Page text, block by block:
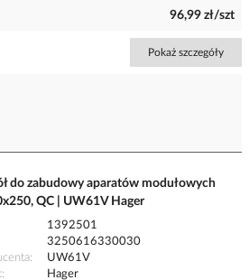
96,99 zł/szt
Pokaż szczegóły
do zabudowy aparatów modułowych
QC | UW61V Hager
1392501
3250616330030
UW61V
Hager